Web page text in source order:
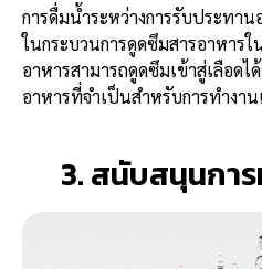
การดื่มน้ำระหว่างการรับประทา
ในกระบวนการดูดซึมสารอาหารใ
อาหารสามารถดูดซึมเข้าสู่เลือดไ
อาหารที่จำเป็นสำหรับการทำงา
3. สนับสนุนการ